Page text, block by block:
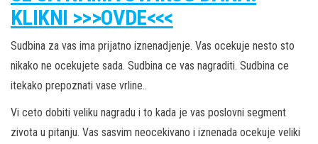
KLIKNI >>>OVDE<<<
Sudbina za vas ima prijatno iznenadjenje. Vas ocekuje nesto sto
nikako ne ocekujete sada. Sudbina ce vas nagraditi. Sudbina ce
itekako prepoznati vase vrline..
Vi ceto dobiti veliku nagradu i to kada je vas poslovni segment
zivota u pitanju. Vas sasvim neocekivano i iznenada ocekuje veliki